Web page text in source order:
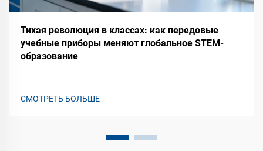
Тихая революция в классах: как передовые
учебные приборы меняют глобальное STEM-
образование
СМОТРЕТЬ БОЛЬШЕ